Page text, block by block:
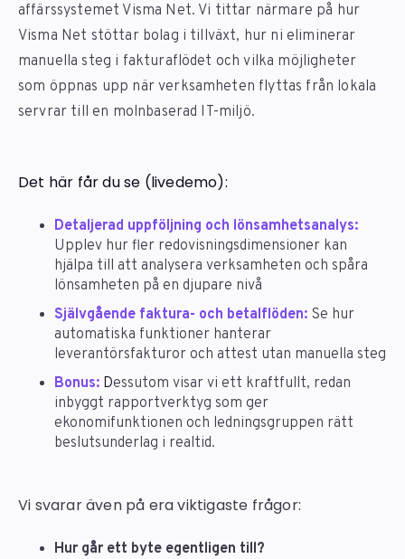
affärssystemet Visma Net. Vi tittar närmare på hur
Visma Net stöttar bolag i tillväxt, hur ni eliminerar
manuella steg i fakturaflödet och vilka möjligheter
som öppnas upp när verksamheten flyttas från lokala
servrar till en molnbaserad IT-miljö.
Det här får du se (livedemo):
Detaljerad uppföljning och lönsamhetsanalys:
Upplev hur fler redovisningsdimensioner kan
hjälpa till att analysera verksamheten och spåra
lönsamheten på en djupare nivå
Självgående faktura- och betalflöden: Se hur
automatiska funktioner hanterar
leverantörsfakturor och attest utan manuella steg
Bonus: Dessutom visar vi ett kraftfullt, redan
inbyggt rapportverktyg som ger
ekonomifunktionen och ledningsgruppen rätt
beslutsunderlag i realtid.
Vi svarar även på era viktigaste frågor:
Hur går ett byte egentligen till?